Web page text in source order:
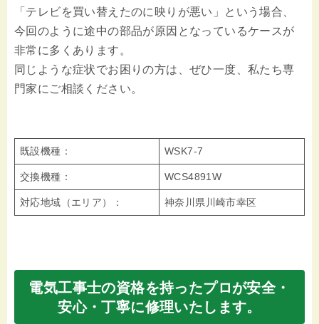
「テレビを買い替えたのに映りが悪い」という場合、
今回のように途中の部品が原因となっているケースが
非常に多くあります。
同じような症状でお困りの方は、ぜひ一度、私たち専
門家にご相談ください。
既設機種： WSK7-7
交換機種： WCS4891W
対応地域（エリア）： 神奈川県川崎市幸区
電気工事士の資格を持ったプロが安全・
安心・丁寧に修理いたします。